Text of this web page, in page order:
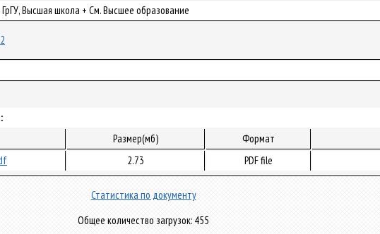
Высшая школа + См. Высшее образование
Размер(мб)
Формат
2.73 PDF file
Статистика по документу
Общее количество загрузок: 455